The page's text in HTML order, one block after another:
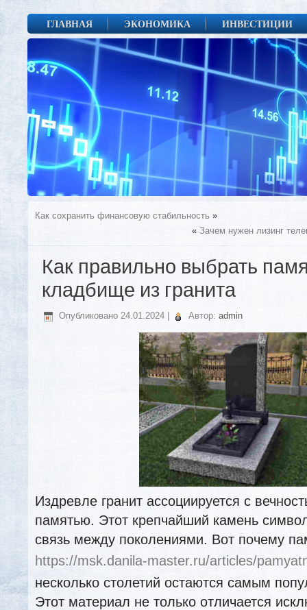
ГЛАВНАЯ ЭКОНОМИКА ИНВЕСТИЦИИ
Как сохранить финансовую стабильность »
« Зачем нужен лизинг
Как правильно выбрать
кладбище из гранита
Опубликовано 24.01.2024 Автор: admin
Издревле гранит ассоциируется с
памятью. Этот крепчайший камень
связь между поколениями. Вот почему
https://msk.danila-master.ru/articles/
несколько столетий остаются самым
Этот материал не только отличается